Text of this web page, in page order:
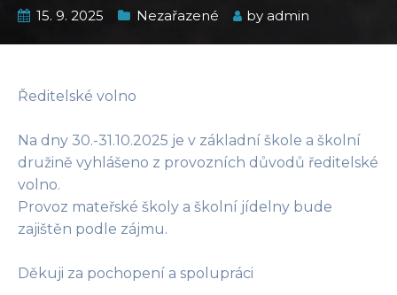
15. 9. 2025 Nezařazené by admin
Ředitelské volno
Na dny 30.-31.10.2025 je v základní škole a školní
družině vyhlášeno z provozních důvodů ředitelské
volno.
Provoz mateřské školy a školní jídelny bude
zajištěn podle zájmu.
Děkuji za pochopení a spolupráci